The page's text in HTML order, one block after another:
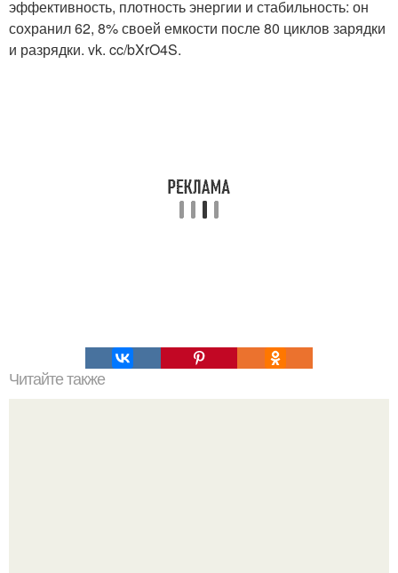
эффективность, плотность энергии и стабильность: он
сохранил 62, 8% своей емкости после 80 циклов зарядки
и разрядки. vk. cc/bXrO4S.
Читайте также